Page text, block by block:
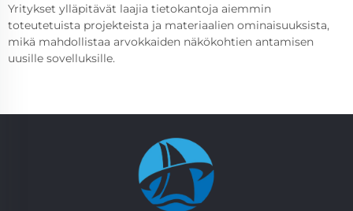
Yritykset ylläpitävät laajia tietokantoja aiemmin
toteutetuista projekteista ja materiaalien ominaisuuksista,
mikä mahdollistaa arvokkaiden näkökohtien antamisen
uusille sovelluksille.